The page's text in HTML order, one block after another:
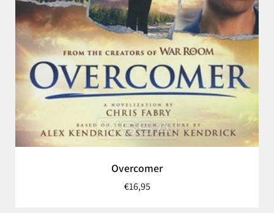
Overcomer
€16,95